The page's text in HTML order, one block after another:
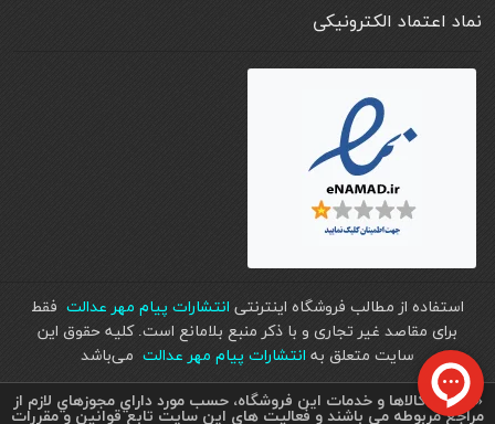
نماد اعتماد الکترونیکی
استفاده از مطالب فروشگاه اینترنتی انتشارات پیام مهر عدالت فقط
برای مقاصد غیر تجاری و با ذکر منبع بلامانع است. کليه حقوق اين
سايت متعلق به انتشارات پیام مهر عدالت می‌باشد
« تمامي كالاها و خدمات اين فروشگاه، حسب مورد داراي مجوزهاي لازم از
مراجع مربوطه می باشند و فعاليت هاي اين سايت تابع قوانين و مقررات